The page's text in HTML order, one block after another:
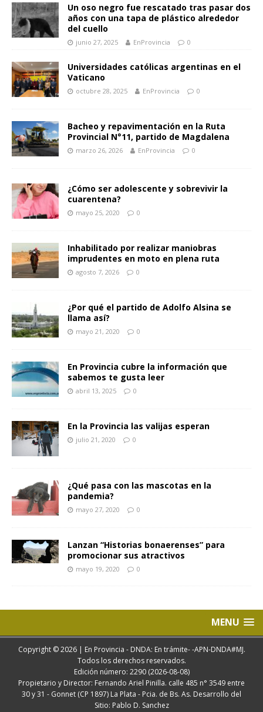
Un oso negro fue rescatado tras pasar dos
años con una tapa de plástico alrededor
del cuello
junio 27, 2025 EnProvincia 0
Universidades católicas argentinas en el
Vaticano
octubre 28, 2025 EnProvincia 0
Bacheo y repavimentación en la Ruta
Provincial N°11, partido de Magdalena
marzo 26, 2026 EnProvincia 0
¿Cómo ser adolescente y sobrevivir la
cuarentena?
mayo 25, 2020 0
Inhabilitado por realizar maniobras
imprudentes en moto en plena ruta
agosto 7, 2026 0
¿Por qué el partido de Adolfo Alsina se
llama así?
mayo 21, 2020 0
En Provincia cubre la información que
sabemos te gusta leer
abril 13, 2025 0
En la Provincia las valijas esperan
julio 21, 2020 0
¿Qué pasa con las mascotas en la
pandemia?
mayo 27, 2020 0
Lanzan “Historias bonaerenses” para
promocionar sus atractivos
mayo 19, 2020 0
MENU
Copyright © 2026 | En Provincia - DNDA: En trámite- -APN-DNDA#MJ.
Todos los derechos reservados.
Edición número: 2290 (2026-08-08)
Propietario y Director: Fernando Ariel Pinilla. calle 485 n° 3549 entre
30 y 31 - Gonnet (CP 1897) La Plata - Pcia. de Bs. As. Desarrollo del
Sitio: Pablo D. Sanchez